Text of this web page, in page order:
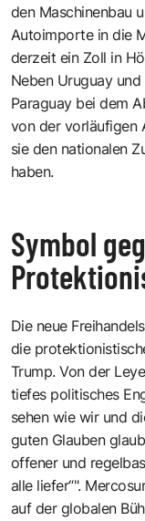
den Maschinenbau
Autoimporte in die
derzeit ein Zoll in
Neben Uruguay
Paraguay bei dem
von der vorläufigen
sie den nationalen
haben.
Symbol
Die neue
die
Trump. Von der
tiefes politisches
sehen wie wir und
guten Glauben
offener und
alle liefer“".
auf der globalen